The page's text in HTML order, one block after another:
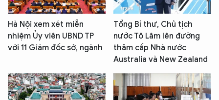
Hà Nội xem xét miễn
nhiệm Ủy viên UBND TP
với 11 Giám đốc sở, ngành
Tổng Bí thư, Chủ tịch
nước Tô Lâm lên đường
thăm cấp Nhà nước
Australia và New Zealand